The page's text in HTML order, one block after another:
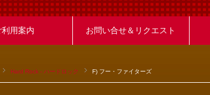
利用案内 お問い合せ＆リクエスト
Hard Rock - ハードロック F) フー・ファイターズ